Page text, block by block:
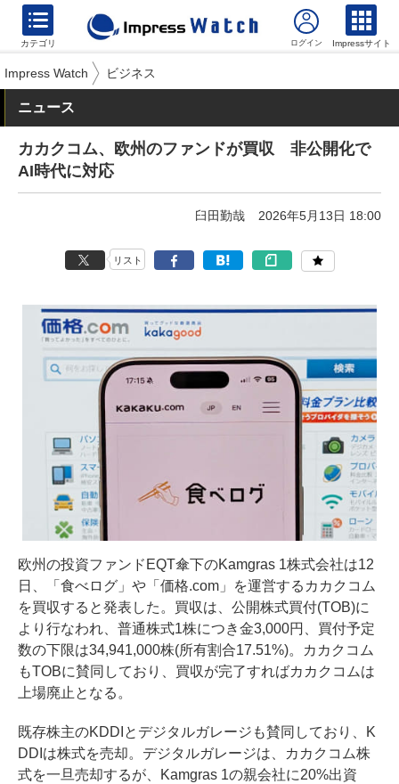
カテゴリ Impressサイト
Impress Watch ビジネス
ニュース
カカクコム、欧州のファンドが買収 非公開化で
AI時代に対応
臼田勤哉 2026年5月13日 18:00
リスト
欧州の投資ファンドEQT傘下のKamgras 1株式会社は12
日、「食べログ」や「価格.com」を運営するカカクコム
を買収すると発表した。買収は、公開株式買付(TOB)に
より行なわれ、普通株式1株につき金3,000円、買付予定
数の下限は34,941,000株(所有割合17.51%)。カカクコム
もTOBに賛同しており、買収が完了すればカカクコムは
上場廃止となる。
既存株主のKDDIとデジタルガレージも賛同しており、K
DDIは株式を売却。デジタルガレージは、カカクコム株
式を一旦売却するが、Kamgras 1の親会社に20%出資